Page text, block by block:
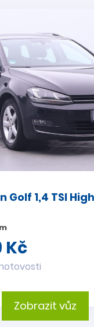
Golf 1,4 TSI
Kč
Zobrazit vůz